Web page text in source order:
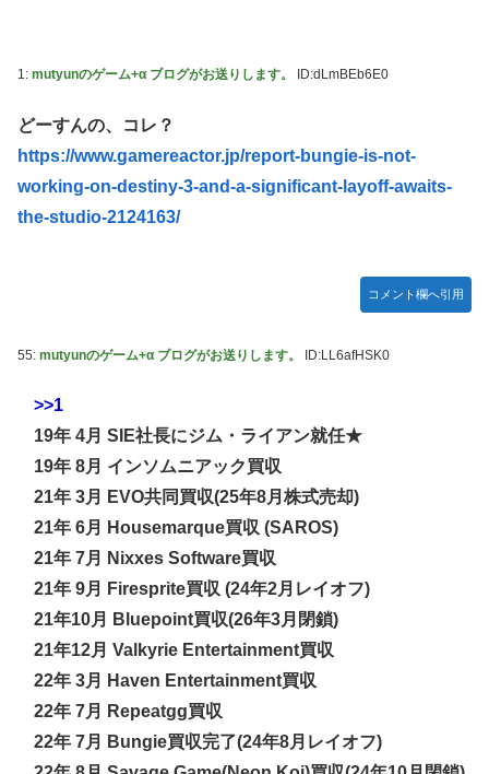
海外「全部日本の真似だったのか…」 日本の普通のテレビ
羽田ニアミス搭乗の中国人「補償も見舞いもない」中国ネッ
ト「いや要らんやろ」
【画像】お前らこの超美人容疑者が、整形か否か判定し
て！！→画像がこちらw w w w w w w w w w
【ホロライブ】アキロゼ、映画をきっかけに「ちいかわ」に
す」
を楽しむ陰湿な趣味』が流行っている」119万バズ
【ワンピース】ゾロ「女だぞ」エネル「見ればわかる」←こ
こ好きすぎるｗｗｗｗｗｗｗｗｗｗｗｗｗ
【艦これ】なんか調べたらE5めちゃくちゃ対地艦使うや
ん・・・
【名探偵プリキュア】明智が変身できた理由、謎すぎる…
欧州「日本だけ反則だろ…」 世界の『日本びいき』にヨー
ロッパ全土から不満の声
【艦これ】E5-4をウイニングランって言ったやつ誰や
ュアになってしまうｗｗｗ
欧州「日本だけ反則だろ…」 世界の『日本びいき』にヨー
思い通りに動かない熊本被災者に左派が我慢ならなくなった
模様、避難所で苦しむ被災者に対して……
大日本帝国陸軍「侵攻できたとして、食糧どうすんだよ」大
本営「現地調達」陸軍「え？」
「Sゴーゴージャグラー4KT（北電子）」「Lライザのアト
伊藤裕樹、次戦勝利でタイトルマッチへ
1: mutyunのゲーム+α ブログがお送りします。 ID:dLmBEb6E0
どーすんの、コレ？
https://www.gamereactor.jp/report-bungie-is-not-
working-on-destiny-3-and-a-significant-layoff-awaits-
the-studio-2124163/
コメント欄へ引用
55: mutyunのゲーム+α ブログがお送りします。 ID:LL6afHSK0
>>1
19年 4月 SIE社長にジム・ライアン就任★
19年 8月 インソムニアック買収
21年 3月 EVO共同買収(25年8月株式売却)
21年 6月 Housemarque買収 (SAROS)
21年 7月 Nixxes Software買収
21年 9月 Firesprite買収 (24年2月レイオフ)
21年10月 Bluepoint買収(26年3月閉鎖)
21年12月 Valkyrie Entertainment買収
22年 3月 Haven Entertainment買収
22年 7月 Repeatgg買収
22年 7月 Bungie買収完了(24年8月レイオフ)